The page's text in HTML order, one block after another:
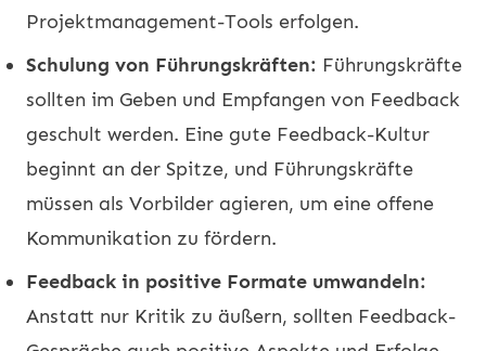
Projektmanagement-Tools erfolgen.
Schulung von Führungskräften: Führungskräfte
sollten im Geben und Empfangen von Feedback
geschult werden. Eine gute Feedback-Kultur
beginnt an der Spitze, und Führungskräfte
müssen als Vorbilder agieren, um eine offene
Kommunikation zu fördern.
Feedback in positive Formate umwandeln:
Anstatt nur Kritik zu äußern, sollten Feedback-